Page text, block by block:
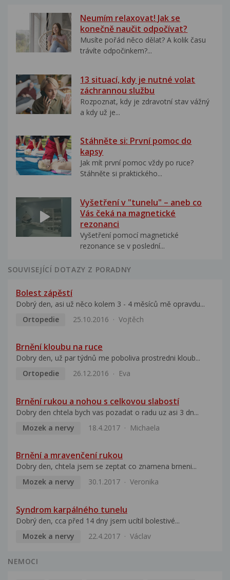
Neumím relaxovat! Jak se
konečně naučit odpočívat?
Musíte pořád něco dělat? A kolik času
trávíte odpočinkem?...
13 situací, kdy je nutné volat
záchrannou službu
Rozpoznat, kdy je zdravotní stav vážný
a kdy už je...
Stáhněte si: První pomoc do
kapsy
Jak mít první pomoc vždy po ruce?
Stáhněte si praktického...
Vyšetření v "tunelu" – aneb co
Vás čeká na magnetické
rezonanci
Vyšetření pomocí magnetické
rezonance se v poslední...
SOUVISEJÍCÍ DOTAZY Z PORADNY
Bolest zápěstí
Dobrý den, asi už něco kolem 3 - 4 měsíců mě opravdu...
Ortopedie
25.10.2016 Vojtěch
Brnění kloubu na ruce
Dobry den, už par týdnů me poboliva prostredni kloub...
Ortopedie
26.12.2016 Eva
Brnění rukou a nohou s celkovou slabostí
Dobry den chtela bych vas pozadat o radu uz asi 3 dn...
Mozek a nervy
18.4.2017 Michaela
Brnění a mravenčení rukou
Dobry den, chtela jsem se zeptat co znamena brneni...
Mozek a nervy
30.1.2017 Veronika
Syndrom karpálného tunelu
Dobrý den, cca před 14 dny jsem ucítil bolestivé...
Mozek a nervy
22.4.2017 Václav
NEMOCI